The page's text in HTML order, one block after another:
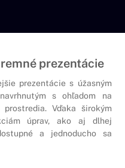
prezentácie
prezentácie s úžasným
s ohľadom na
Vďaka širokým
úprav, ako aj dlhej
a jednoducho sa